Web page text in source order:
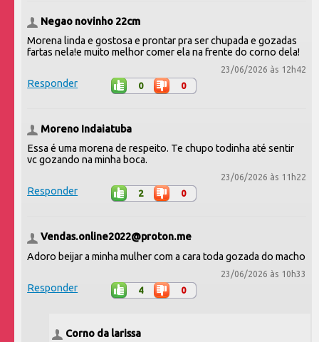
Negao novinho 22cm
Morena linda e gostosa e prontar pra ser chupada e gozadas
fartas nela!e muito melhor comer ela na frente do corno dela!
23/06/2026 às 12h42
Responder 0 0
Moreno Indaiatuba
Essa é uma morena de respeito. Te chupo todinha até sentir
vc gozando na minha boca.
23/06/2026 às 11h22
Responder 2 0
Vendas.online2022@proton.me
Adoro beijar a minha mulher com a cara toda gozada do macho
23/06/2026 às 10h33
Responder 4 0
Corno da larissa